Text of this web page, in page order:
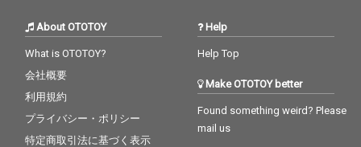
About OTOTOY
What is OTOTOY?
会社概要
利用規約
プライバシー・ポリシー
特定商取引法に基づく表示
Help
Help Top
Make OTOTOY better
Found something weird? Please
mail us